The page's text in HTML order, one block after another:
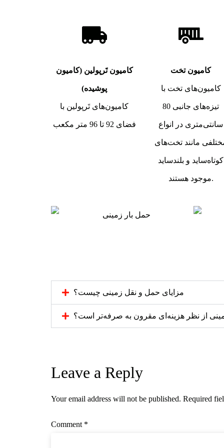
کامیون تَرپولین (کامیون
پوشیده)
کامیون‌های تَرپولین با
فضای 92 تا 96 متر مکعب
کامیون تخت
کامیون‌های تخت با
تیزه‌های جانبی 80
سانتی‌متری در انواع
مانند تخت‌های
کوتاه‌ساید و بلندساید
موجود هستند.
مزایای حمل و نقل زمینی چیست؟
از نظر هزینه‌ای مقرون به صرفه‌تر است؟
Leave a Reply
Your email address will not be published. Required
Comment *